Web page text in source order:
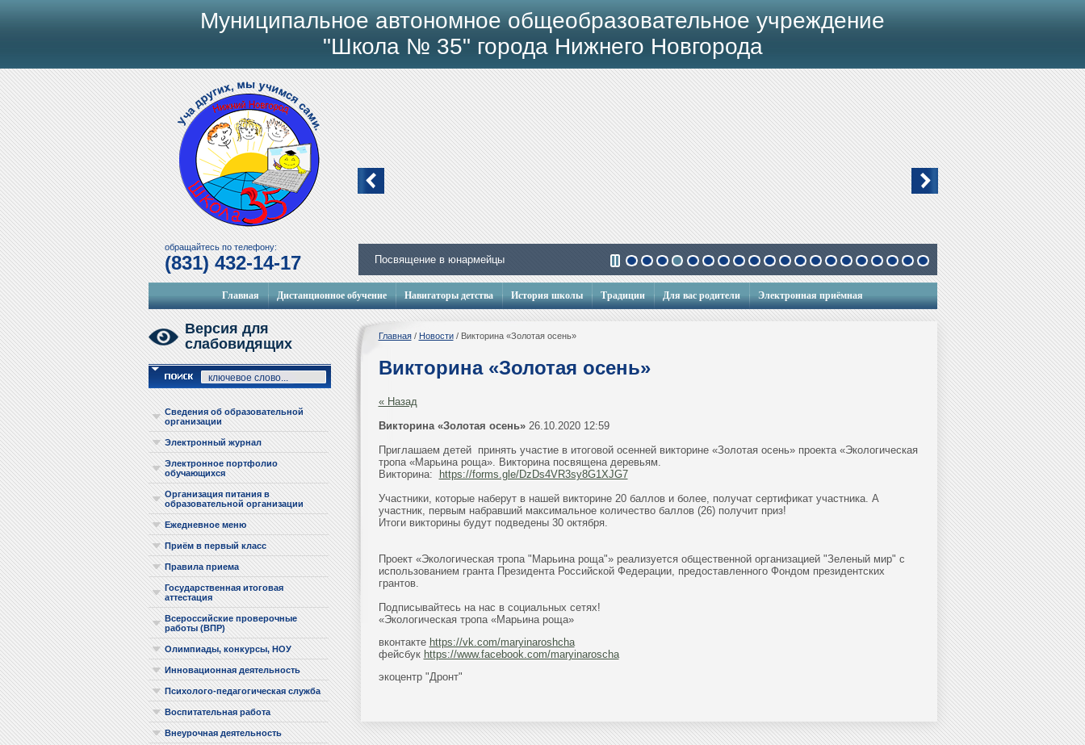
Посвящение в юнармейцы
обращайтесь по телефону:
(831) 432-14-17
Муниципальное автономное общеобразовательное учреждение
"Школа № 35" города Нижнего Новгорода
Главная Дистанционное обучение Навигаторы детства История школы Традиции Для вас родители Электронная приёмная
Версия для
слабовидящих
Сведения об образовательной
организации
Электронный журнал
Электронное портфолио
обучающихся
Организация питания в
образовательной организации
Ежедневное меню
Приём в первый класс
Правила приема
Государственная итоговая
аттестация
Всероссийские проверочные
работы (ВПР)
Олимпиады, конкурсы, НОУ
Инновационная деятельность
Психолого-педагогическая служба
Воспитательная работа
Внеурочная деятельность
Главная/ Новости/ Викторина «Золотая осень»
Викторина «Золотая осень»
« Назад
Викторина «Золотая осень»26.10.2020 12:59
Приглашаем детей принять участие в итоговой осенней викторине «Золотая осень» проекта «Экологическая
тропа «Марьина роща». Викторина посвящена деревьям.
Викторина:
https://forms.gle/DzDs4VR3sy8G1XJG7
Участники, которые наберут в нашей викторине 20 баллов и более, получат сертификат участника. А
участник, первым набравший максимальное количество баллов (26) получит приз!
Итоги викторины будут подведены 30 октября.
Проект «Экологическая тропа "Марьина роща"» реализуется общественной организацией "Зеленый мир" с
использованием гранта Президента Российской Федерации, предоставленного Фондом президентских
грантов.
Подписывайтесь на нас в социальных сетях!
«Экологическая тропа «Марьина роща»
вконтакте https://vk.com/maryinaroshcha
фейсбук https://www.facebook.com/maryinaroscha
экоцентр "Дронт"